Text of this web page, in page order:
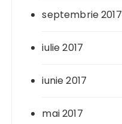
septembrie 2017
iulie 2017
iunie 2017
mai 2017